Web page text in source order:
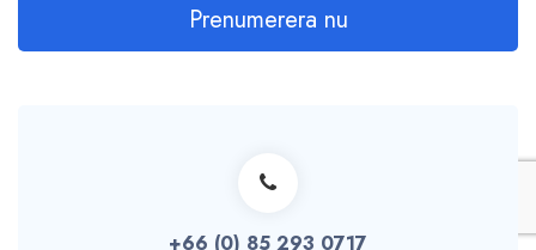
Prenumerera nu
+66 (0) 85 293 0717